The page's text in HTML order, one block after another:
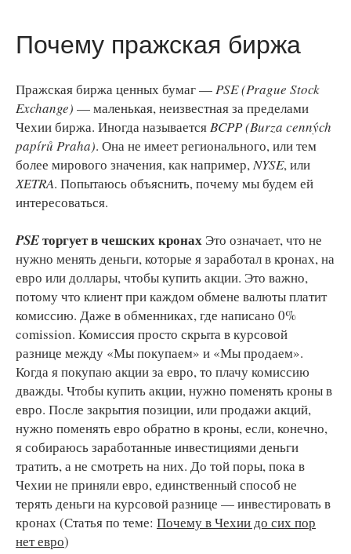
Почему пражская биржа
Пражская биржа ценных бумаг —PSE (Prague Stock
Exchange) — маленькая, неизвестная за пределами
Чехии биржа. Иногда называетсяBCPP (Burza cenných
papírů Praha). Она не имеет регионального, или тем
более мирового значения, как например,NYSE, или
ХЕTRA. Попытаюсь объяснить, почему мы будем ей
интересоваться.
PSEторгует в чешских кронах Это означает, что не
нужно менять деньги, которые я заработал в кронах, на
евро или доллары, чтобы купить акции. Это важно,
потому что клиент при каждом обмене валюты платит
комиссию. Даже в обменниках, где написано 0%
comission. Комиссия просто скрыта в курсовой
разнице между «Мы покупаем» и «Мы продаем».
Когда я покупаю акции за евро, то плачу комиссию
дважды. Чтобы купить акции, нужно поменять кроны в
евро. После закрытия позиции, или продажи акций,
нужно поменять евро обратно в кроны, если, конечно,
я собираюсь заработанные инвестициями деньги
тратить, а не смотреть на них. До той поры, пока в
Чехии не приняли евро, единственный способ не
терять деньги на курсовой разнице — инвестировать в
кронах (Статья по теме: Почему в Чехии до сих пор
нет евро)